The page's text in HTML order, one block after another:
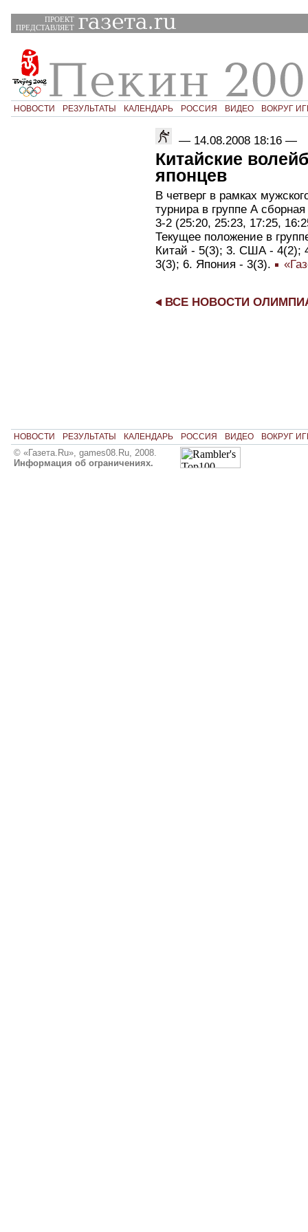
ПРОЕКТ
ПРЕДСТАВЛЯЕТ
НОВОСТИ РЕЗУЛЬТАТЫ КАЛЕНДАРЬ РОССИЯ ВИДЕО ВОКРУГ
— 14.08.2008 18:16 —
Китайские
японцев
В четверг в рамках
турнира в группе А
3-2 (25:20, 25:23, 17:25,
Текущее положение в
Китай - 5(3); 3. США - 4(2);
3(3); 6. Япония - 3(3).
ВСЕ НОВОСТИ
НОВОСТИ РЕЗУЛЬТАТЫ КАЛЕНДАРЬ РОССИЯ ВИДЕО ВОКРУГ
© «Газета.Ru», games08.Ru, 2008.
Информация об ограничениях.